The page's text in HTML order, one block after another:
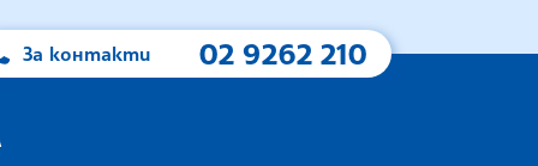
За контакти 02 9262 210